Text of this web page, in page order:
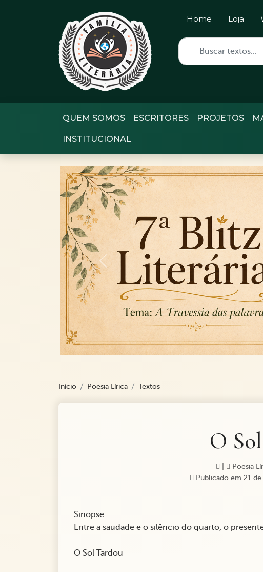
Home Loja
QUEM SOMOS ESCRITORES PROJETOS
INSTITUCIONAL
Previous
Início Poesia Lírica Textos
O
Poesia
Publicado em 21
Sinopse:
Entre a saudade e o silêncio do quarto, o
O Sol Tardou